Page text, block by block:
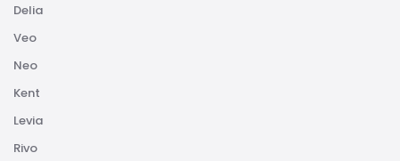
Delia
Veo
Neo
Kent
Levia
Rivo